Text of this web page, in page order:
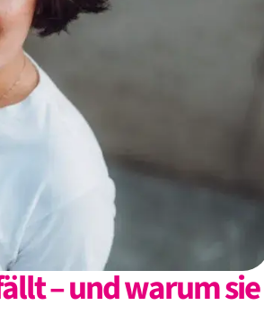
– und warum sie